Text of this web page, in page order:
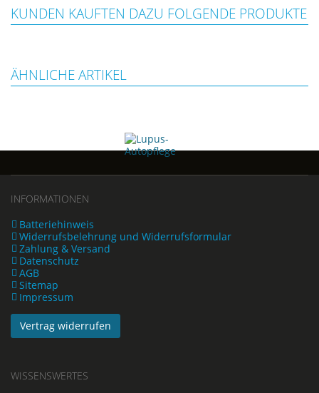
KUNDEN KAUFTEN DAZU FOLGENDE PRODUKTE
ÄHNLICHE ARTIKEL
INFORMATIONEN
Batteriehinweis
Widerrufsbelehrung und Widerrufsformular
Zahlung & Versand
Datenschutz
AGB
Sitemap
Impressum
Vertrag widerrufen
WISSENSWERTES